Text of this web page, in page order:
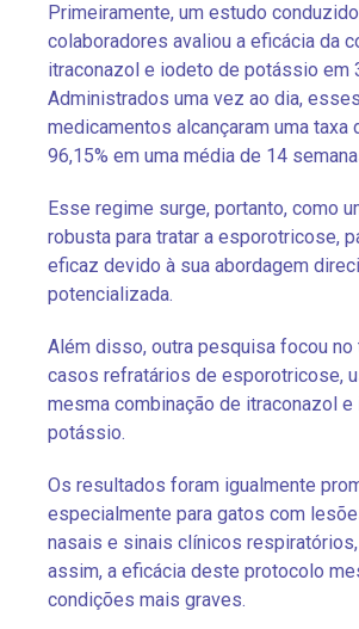
Primeiramente, um estudo
colaboradores avaliou a eficácia da
itraconazol e iodeto de potássio em
Administrados uma vez ao dia, esses
medicamentos alcançaram uma taxa
96,15% em uma média de 14
Esse regime surge, portanto, como
robusta para tratar a esporotricose,
eficaz devido à sua abordagem
potencializada.
Além disso, outra pesquisa focou no
casos refratários de esporotricose,
mesma combinação de itraconazol
potássio.
Os resultados foram igualmente
especialmente para gatos com
nasais e sinais clínicos
assim, a eficácia deste protocolo
condições mais graves.